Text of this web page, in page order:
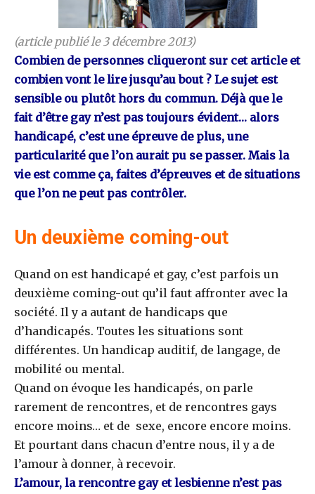
(article publié le 3 décembre 2013)
Combien de personnes cliqueront sur cet article et
combien vont le lire jusqu’au bout ? Le sujet est
sensible ou plutôt hors du commun. Déjà que le
fait d’être gay n’est pas toujours évident… alors
handicapé, c’est une épreuve de plus, une
particularité que l’on aurait pu se passer. Mais la
vie est comme ça, faites d’épreuves et de situations
que l’on ne peut pas contrôler.
Un deuxième coming-out
Quand on est handicapé et gay, c’est parfois un
deuxième coming-out qu’il faut affronter avec la
société. Il y a autant de handicaps que
d’handicapés. Toutes les situations sont
différentes. Un handicap auditif, de langage, de
mobilité ou mental.
Quand on évoque les handicapés, on parle
rarement de rencontres, et de rencontres gays
encore moins… et de sexe, encore encore moins.
Et pourtant dans chacun d’entre nous, il y a de
l’amour à donner, à recevoir.
L’amour, la rencontre gay et lesbienne n’est pas